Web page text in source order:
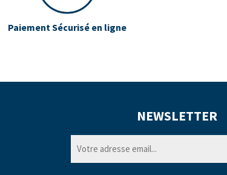
Paiement Sécurisé en ligne
NEWSLETTER